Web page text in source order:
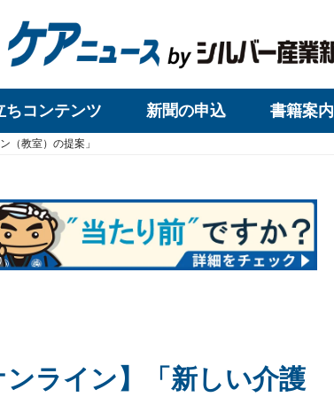
ちコンテンツ 新聞の申込 書籍案内
（教室）の提案」
ンライン】「新しい介護